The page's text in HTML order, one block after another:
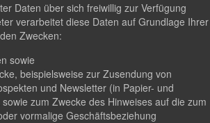
Daten über sich freiwillig zur Verfügung
verarbeitet diese Daten auf Grundlage Ihrer
Zwecken:
sowie
beispielsweise zur Zusendung von
und Newsletter (in Papier- und
zum Zwecke des Hinweises auf die zum
vormalige Geschäftsbeziehung